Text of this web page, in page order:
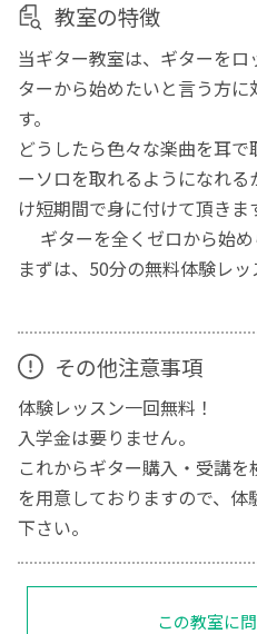
教室の特徴
当ギター教室は、ギターを
ターから始めたいと言う方
す。
どうしたら色々な楽曲を耳
ーソロを取れるようになれ
け短期間で身に付けて頂きま
ギターを全くゼロから始め
まずは、50分の無料体験レ
その他注意事項
体験レッスン一回無料！
入学金は要りません。
これからギター購入・受講
を用意しておりますので、
下さい。
この教室に